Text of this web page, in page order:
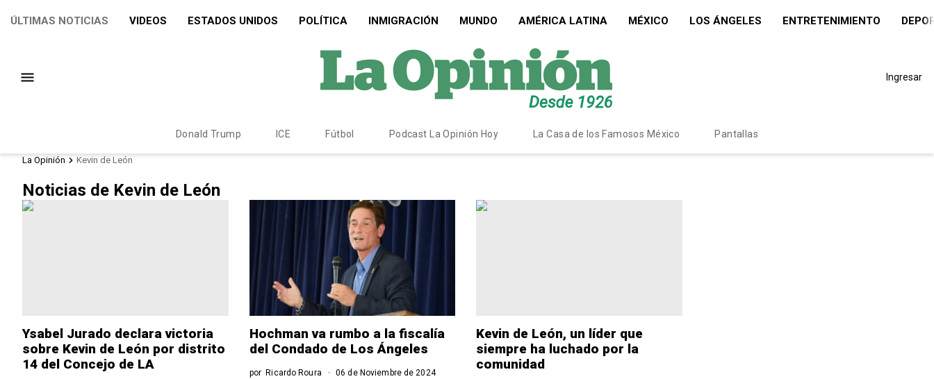
ÚLTIMAS NOTICIAS VIDEOS ESTADOS UNIDOS POLÍTICA INMIGRACIÓN MUNDO AMÉRICA LATINA MÉXICO LOS ÁNGELES ENTRETENIMIENTO
Ingresar
Donald Trump ICE Fútbol Podcast La Opinión Hoy La Casa de los Famosos México Pantallas
La Opinión Kevin de León
Noticias de Kevin de León
Ysabel Jurado declara victoria
sobre Kevin de León por distrito
14 del Concejo de LA
Hochman va rumbo a la fiscalía
del Condado de Los Ángeles
porRicardo Roura 06 de Noviembre de 2024
Kevin de León, un líder que
siempre ha luchado por la
comunidad